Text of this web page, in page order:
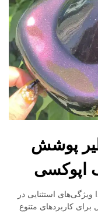
پوشش
اپوکسی
استثنایی در
برای کاربردهای متنوع